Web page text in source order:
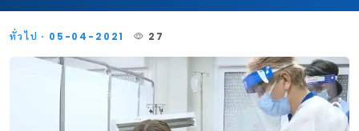
ทั่วไป · 05-04-2021 27